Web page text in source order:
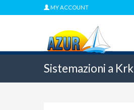
MY ACCOUNT
Sistemazioni a Krk